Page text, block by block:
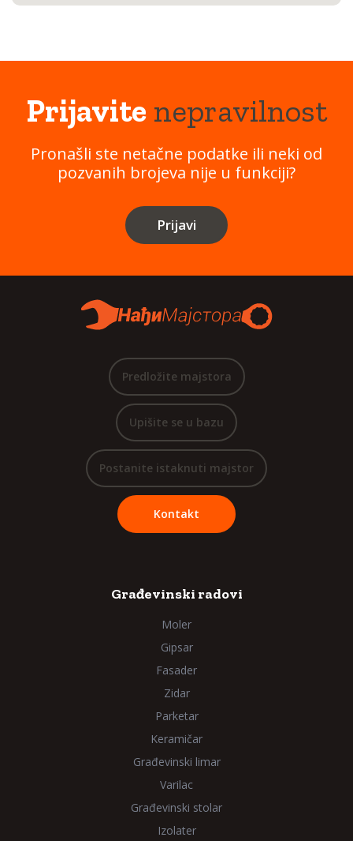
Prijavitenepravilnost
Pronašli ste netačne podatke ili neki od
pozvanih brojeva nije u funkciji?
Prijavi
Predložite majstora
Upišite se u bazu
Postanite istaknuti majstor
Kontakt
Građevinski radovi
Moler
Gipsar
Fasader
Zidar
Parketar
Keramičar
Građevinski limar
Varilac
Građevinski stolar
Izolater